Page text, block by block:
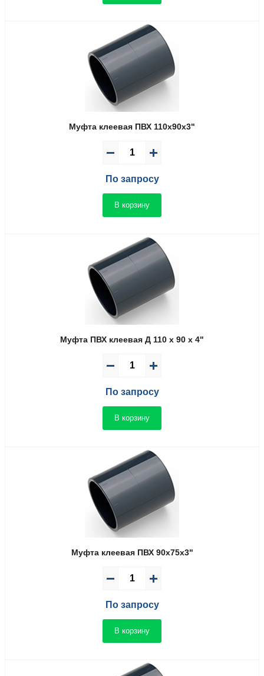
Муфта клеевая ПВХ 110x90x3"
По запросу
В корзину
Муфта ПВХ клеевая Д 110 x 90 x 4"
По запросу
В корзину
Муфта клеевая ПВХ 90x75x3"
По запросу
В корзину